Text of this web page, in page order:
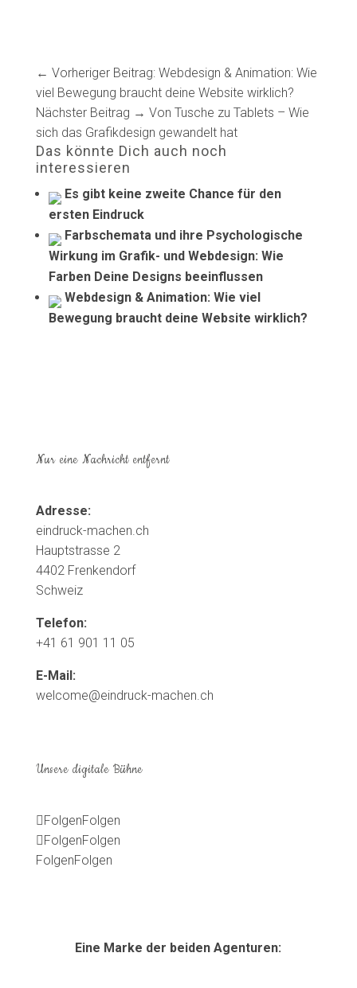
← Vorheriger Beitrag: Webdesign & Animation: Wie
viel Bewegung braucht deine Website wirklich?
Nächster Beitrag → Von Tusche zu Tablets – Wie
sich das Grafikdesign gewandelt hat
Das könnte Dich auch noch
interessieren
Es gibt keine zweite Chance für den
ersten Eindruck
Farbschemata und ihre Psychologische
Wirkung im Grafik- und Webdesign: Wie
Farben Deine Designs beeinflussen
Webdesign & Animation: Wie viel
Bewegung braucht deine Website wirklich?
Nur eine Nachricht entfernt
Adresse:
eindruck-machen.ch
Hauptstrasse 2
4402 Frenkendorf
Schweiz
Telefon:
+41 61 901 11 05
E-Mail:
welcome@eindruck-machen.ch
Unsere digitale Bühne
FolgenFolgen
FolgenFolgen
FolgenFolgen
Eine Marke der beiden Agenturen: